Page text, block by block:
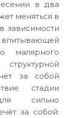
в два
меняться в
зависимости
малярного
за собой
стадии
сильно
за собой: